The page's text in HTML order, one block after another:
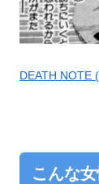
DEATH NOTE
こんな